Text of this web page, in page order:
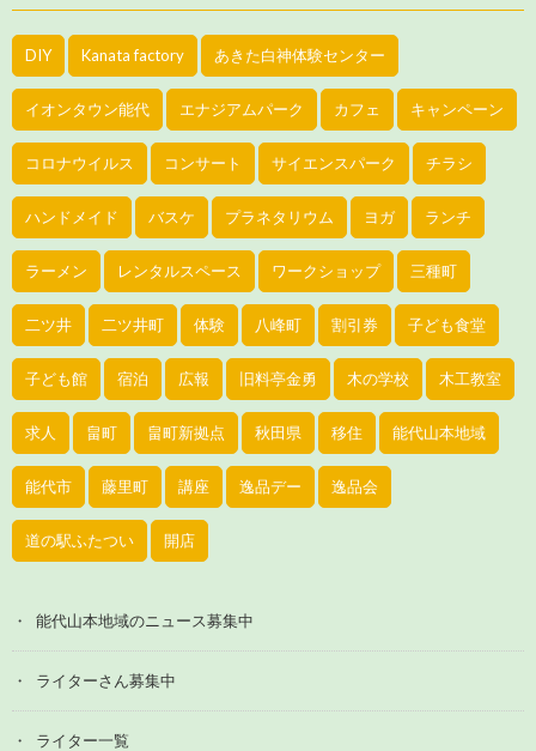
DIY Kanata factory あきた白神体験センター
イオンタウン能代 エナジアムパーク カフェ キャンペーン
コロナウイルス コンサート サイエンスパーク チラシ
ハンドメイド バスケ プラネタリウム ヨガ ランチ
ラーメン レンタルスペース ワークショップ 三種町
二ツ井 二ツ井町 体験 八峰町 割引券 子ども食堂
子ども館 宿泊 広報 旧料亭金勇 木の学校 木工教室
求人 畠町 畠町新拠点 秋田県 移住 能代山本地域
能代市 藤里町 講座 逸品デー 逸品会
道の駅ふたつい 開店
能代山本地域のニュース募集中
ライターさん募集中
ライター一覧